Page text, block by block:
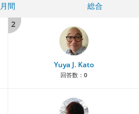
月間
総合
2
Yuya J. Kato
回答数： 0